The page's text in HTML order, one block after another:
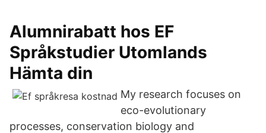
Alumnirabatt hos EF
Språkstudier Utomlands
Hämta din
My research focuses on
eco-evolutionary
processes, conservation biology and